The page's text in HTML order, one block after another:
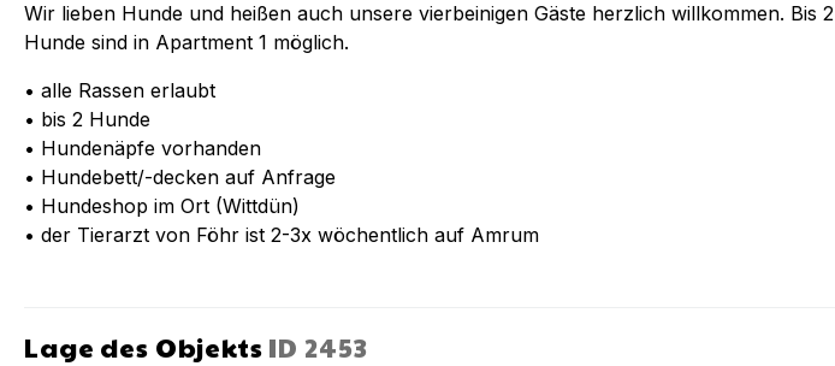
Wir lieben Hunde und heißen auch unsere vierbeinigen Gäste herzlich willkommen. Bis 2
Hunde sind in Apartment 1 möglich.
• alle Rassen erlaubt
• bis 2 Hunde
• Hundenäpfe vorhanden
• Hundebett/-decken auf Anfrage
• Hundeshop im Ort (Wittdün)
• der Tierarzt von Föhr ist 2-3x wöchentlich auf Amrum
Lage des Objekts ID 2453